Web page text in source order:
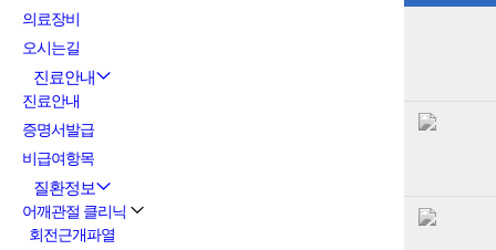
의료장비
오시는길
진료안내
진료안내
증명서발급
비급여항목
질환정보
어깨관절 클리닉
회전근개파열